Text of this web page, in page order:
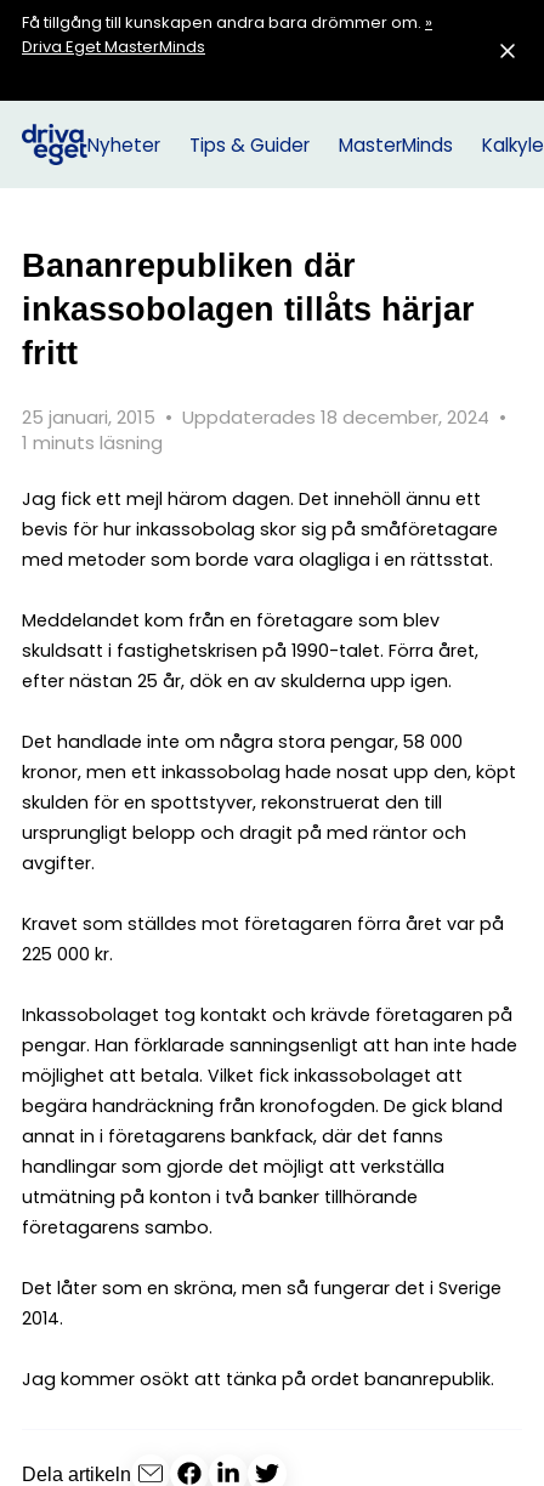
Få tillgång till kunskapen andra bara drömmer om. »
Driva Eget MasterMinds
Nyheter Tips & Guider MasterMinds
Bananrepubliken där
inkassobolagen tillåts härjar
fritt
25 januari, 2015 • Uppdaterades 18 december, 2024 •
1 minuts läsning
Jag fick ett mejl härom dagen. Det innehöll ännu ett
bevis för hur inkassobolag skor sig på småföretagare
med metoder som borde vara olagliga i en rättsstat.
Meddelandet kom från en företagare som blev
skuldsatt i fastighetskrisen på 1990-talet. Förra året,
efter nästan 25 år, dök en av skulderna upp igen.
Det handlade inte om några stora pengar, 58 000
kronor, men ett inkassobolag hade nosat upp den, köpt
skulden för en spottstyver, rekonstruerat den till
ursprungligt belopp och dragit på med räntor och
avgifter.
Kravet som ställdes mot företagaren förra året var på
225 000 kr.
Inkassobolaget tog kontakt och krävde företagaren på
pengar. Han förklarade sanningsenligt att han inte hade
möjlighet att betala. Vilket fick inkassobolaget att
begära handräckning från kronofogden. De gick bland
annat in i företagarens bankfack, där det fanns
handlingar som gjorde det möjligt att verkställa
utmätning på konton i två banker tillhörande
företagarens sambo.
Det låter som en skröna, men så fungerar det i Sverige
2014.
Jag kommer osökt att tänka på ordet bananrepublik.
Dela artikeln